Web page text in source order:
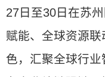
27日至30日在苏
赋能、全球资源
色，汇聚全球行